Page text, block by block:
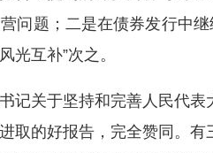
问题；二是在债券发行中
光互补”次之。
关于坚持和完善人民代表
取的好报告，完全赞同。